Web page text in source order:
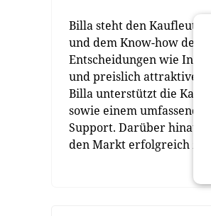
Billa steht den
und dem Know-how der
Entscheidungen wie
und preislich attraktives
Billa unterstützt die
sowie einem
Support. Darüber hinaus
den Markt erfolgreich zu